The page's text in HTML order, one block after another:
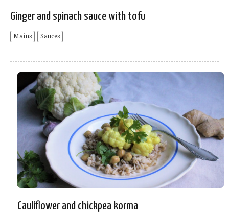
Ginger and spinach sauce with tofu
Mains Sauces
Cauliflower and chickpea korma